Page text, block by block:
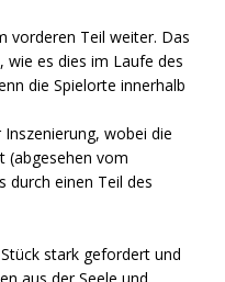
vorderen Teil weiter. Das
wie es dies im Laufe des
die Spielorte innerhalb
wobei die
(abgesehen vom
durch einen Teil des
stark gefordert und
aus der Seele und